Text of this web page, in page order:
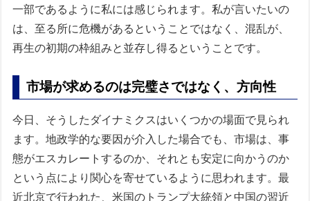
一部であるように私には感じられます。私が言いたいの
は、至る所に危機があるということではなく、混乱が、
再生の初期の枠組みと並存し得るということです。
市場が求めるのは完璧さではなく、方向性
今日、そうしたダイナミクスはいくつかの場面で見られ
ます。地政学的な要因が介入した場合でも、市場は、事
態がエスカレートするのか、それとも安定に向かうのか
という点により関心を寄せているように思われます。最
近北京で行われた、米国のトランプ大統領と中国の習近